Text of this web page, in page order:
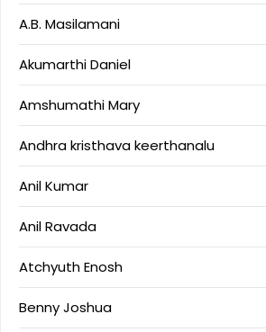
A.B. Masilamani
Akumarthi Daniel
Amshumathi Mary
Andhra kristhava keerthanalu
Anil Kumar
Anil Ravada
Atchyuth Enosh
Benny Joshua